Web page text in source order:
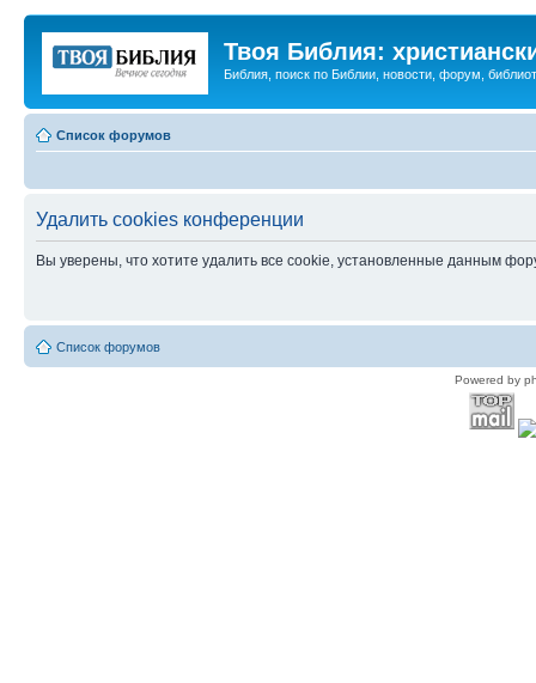
Твоя Библия:
Библия, поиск по Библии, новости, форум,
Список форумов
Удалить cookies конференции
Вы уверены, что хотите удалить все cookie, установленные данным
Список форумов
Powered by